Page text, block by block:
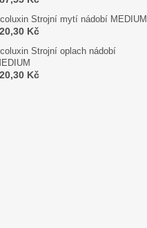
Strojní mytí nádobí MEDIUM
Kč
Strojní oplach nádobí
Kč